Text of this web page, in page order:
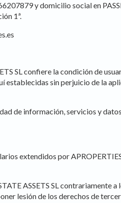
y domicilio social en
1ª.
SL confiere la condición de
establecidas sin perjuicio de la
de información, servicios y
extendidos por
ASSETS SL contrariamente
lesión de los derechos de